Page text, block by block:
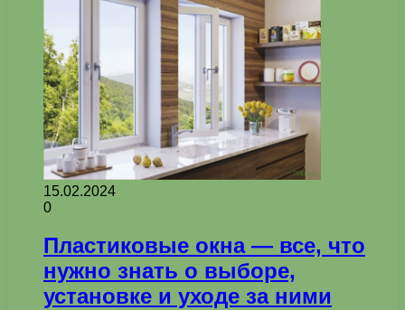
15.02.2024
0
Пластиковые окна — все, что
нужно знать о выборе,
установке и уходе за ними